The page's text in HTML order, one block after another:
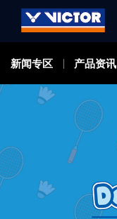
新闻专区 产品资讯